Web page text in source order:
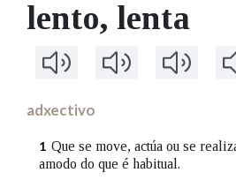
CASA-
BAZÁN
FIGURAS
HISTORIA
60 ANOS
Facebook
TwitterYoutubeInstagram
Bluesky
BUSCAR NOS LEMAS
Comeza por
lento, lenta
adxectivo
1 Que se move, actúa ou se
amodo do que é habitual.